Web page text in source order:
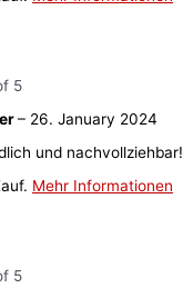
5
– 26. January 2024
und nachvollziehbar!
Mehr Informationen
5